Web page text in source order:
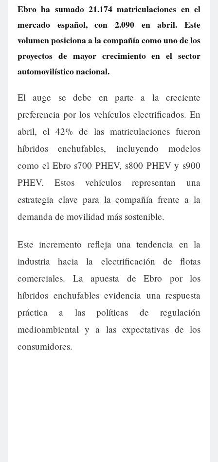
Ebro ha sumado 21.174 matriculaciones en el
mercado español, con 2.090 en abril. Este
volumen posiciona a la compañía como uno de los
proyectos de mayor crecimiento en el sector
automovilístico nacional.
El auge se debe en parte a la creciente
preferencia por los vehículos electrificados. En
abril, el 42% de las matriculaciones fueron
híbridos enchufables, incluyendo modelos
como el Ebro s700 PHEV, s800 PHEV y s900
PHEV. Estos vehículos representan una
estrategia clave para la compañía frente a la
demanda de movilidad más sostenible.
Este incremento refleja una tendencia en la
industria hacia la electrificación de flotas
comerciales. La apuesta de Ebro por los
híbridos enchufables evidencia una respuesta
práctica a las políticas de regulación
medioambiental y a las expectativas de los
consumidores.